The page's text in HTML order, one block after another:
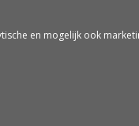
en mogelijk ook